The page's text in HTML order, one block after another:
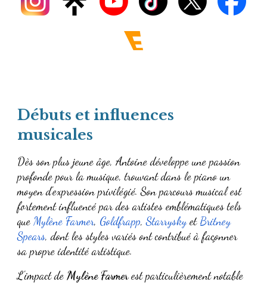
Débuts et influences
musicales
Dès son plus jeune âge,Antoinedéveloppe une passion
profonde pour la musique, trouvant dans lepianoun
moyen d'expression privilégié. Son parcours musical est
fortement influencé par des artistes emblématiques tels
que Mylène Farmer, Goldfrapp, Starrysky et Britney
Spears, dont les styles variés ont contribué à façonner
sa propre identité artistique.
L'impact deMylène Farmerest particulièrement notable